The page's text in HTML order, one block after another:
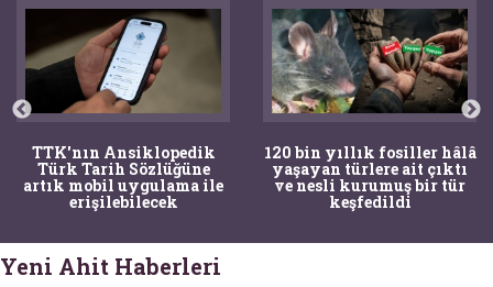
TTK'nın Ansiklopedik
Türk Tarih Sözlüğüne
artık mobil uygulama ile
erişilebilecek
120 bin yıllık fosiller hâlâ
yaşayan türlere ait çıktı
ve nesli kurumuş bir tür
keşfedildi
Yeni Ahit Haberleri